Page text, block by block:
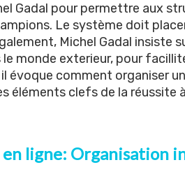
Gadal pour permettre aux
Le système doit
Michel Gadal insiste
monde exterieur, pour
évoque comment organiser
éléments clefs de la réussite
ligne: Organisation